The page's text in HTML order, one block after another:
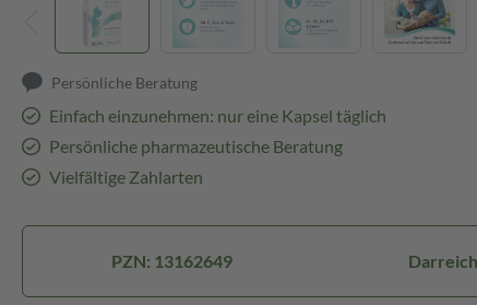
Persönliche Beratung
Einfach einzunehmen: nur eine Kapsel täglich
Persönliche pharmazeutische Beratung
Vielfältige Zahlarten
PZN: 13162649